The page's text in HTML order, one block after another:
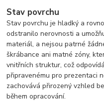
Stav povrchu
Stav povrchu je hladký a
odstranilo nerovnosti a
materiál, a nejsou patrné
škrábance ani matné zóny,
vnitřních struktur, což
připravenému pro prezentaci
zachovává přirozený vzhled
během opracování.